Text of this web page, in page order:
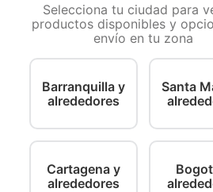
de Jaramillo Pets!
y hecho para durar, es
Selecciona tu ciudad para
productos disponibles y
envío en tu zona
Barranquilla y
alrededores
Santa
Cartagena y
alrededores